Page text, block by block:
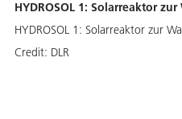
HYDROSOL 1: Solarreaktor
HYDROSOL 1: Solarreaktor zur
Credit: DLR